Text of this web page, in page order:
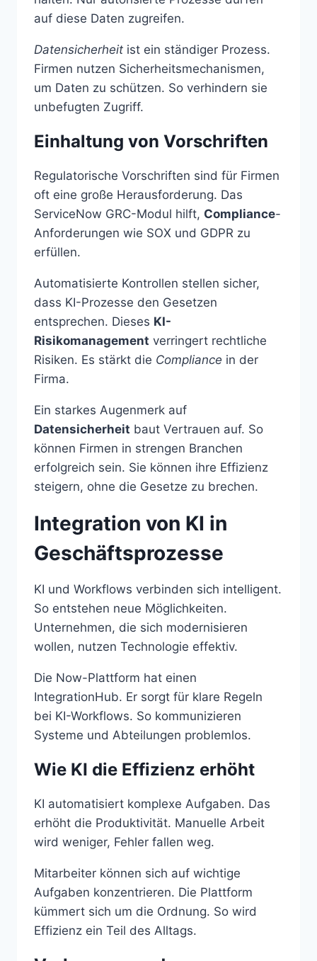
auf diese Daten zugreifen.
Datensicherheit ist ein ständiger Prozess.
Firmen nutzen Sicherheitsmechanismen,
um Daten zu schützen. So verhindern sie
unbefugten Zugriff.
Einhaltung von Vorschriften
Regulatorische Vorschriften sind für Firmen
oft eine große Herausforderung. Das
ServiceNow GRC-Modul hilft, Compliance-
Anforderungen wie SOX und GDPR zu
erfüllen.
Automatisierte Kontrollen stellen sicher,
dass KI-Prozesse den Gesetzen
entsprechen. Dieses KI-
Risikomanagement verringert rechtliche
Risiken. Es stärkt die Compliance in der
Firma.
Ein starkes Augenmerk auf
Datensicherheit baut Vertrauen auf. So
können Firmen in strengen Branchen
erfolgreich sein. Sie können ihre Effizienz
steigern, ohne die Gesetze zu brechen.
Integration von KI in
Geschäftsprozesse
KI und Workflows verbinden sich intelligent.
So entstehen neue Möglichkeiten.
Unternehmen, die sich modernisieren
wollen, nutzen Technologie effektiv.
Die Now-Plattform hat einen
IntegrationHub. Er sorgt für klare Regeln
bei KI-Workflows. So kommunizieren
Systeme und Abteilungen problemlos.
Wie KI die Effizienz erhöht
KI automatisiert komplexe Aufgaben. Das
erhöht die Produktivität. Manuelle Arbeit
wird weniger, Fehler fallen weg.
Mitarbeiter können sich auf wichtige
Aufgaben konzentrieren. Die Plattform
kümmert sich um die Ordnung. So wird
Effizienz ein Teil des Alltags.